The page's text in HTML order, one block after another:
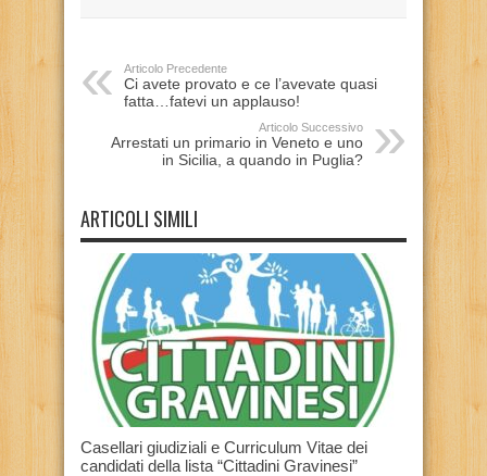
Articolo Precedente
Ci avete provato e ce l’avevate quasi
fatta…fatevi un applauso!
Articolo Successivo
Arrestati un primario in Veneto e uno
in Sicilia, a quando in Puglia?
ARTICOLI SIMILI
Casellari giudiziali e Curriculum Vitae dei
candidati della lista “Cittadini Gravinesi”